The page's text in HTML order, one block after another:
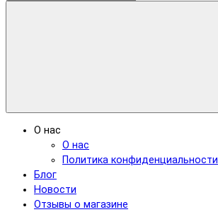
О нас
О нас
Политика конфиденциальности
Блог
Новости
Отзывы о магазине